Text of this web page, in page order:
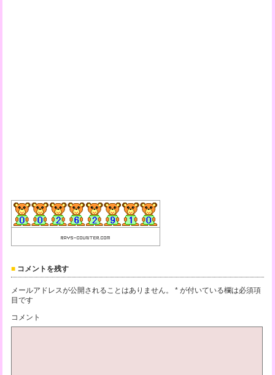
コメントを残す
メールアドレスが公開されることはありません。 *が付いている欄は必須項
目です
コメント